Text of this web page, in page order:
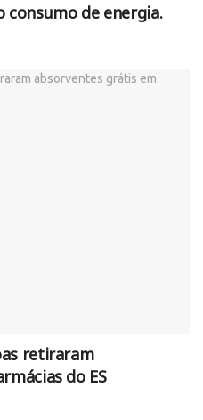
consumo de energia.
retiraram
do ES